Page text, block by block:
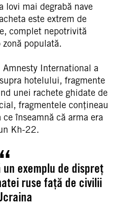
lovi mai degrabă nave
este extrem de
complet nepotrivită
populată.
International a
hotelului, fragmente
unei rachete ghidate de
fragmentele conțineau
înseamnă că arma era
Kh-22.
exemplu de dispreț
ruse față de civilii